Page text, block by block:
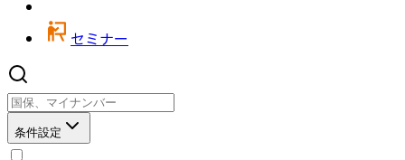
セミナー
条件設定